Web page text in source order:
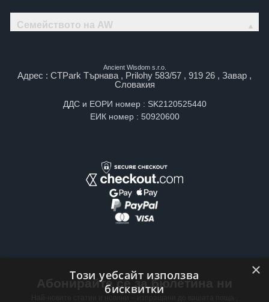
Семейството на AW
Ancient Wisdom s.r.o.
Адрес : CTPark Търнава , Prilohy 583/57 , 919 26 , Завар ,
Словакия
ДДС и ЕОРИ номер : SK2120525440
ЕИК номер : 50920600
Абонирайте се за бюлетина ни
×
Този уебсайт използва
бисквитки